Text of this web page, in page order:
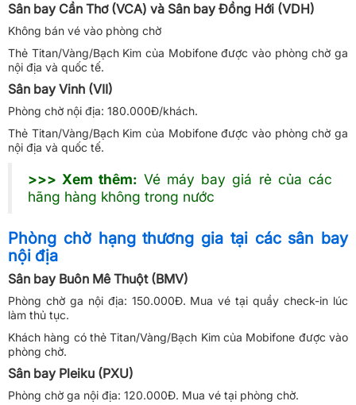
Sân bay Cần Thơ (VCA) và Sân bay Đồng Hới (VDH)
Không bán vé vào phòng chờ
Thẻ Titan/Vàng/Bạch Kim của Mobifone được vào phòng chờ ga
nội địa và quốc tế.
Sân bay Vinh (VII)
Phòng chờ nội địa: 180.000Đ/khách.
Thẻ Titan/Vàng/Bạch Kim của Mobifone được vào phòng chờ ga
nội địa và quốc tế.
>>> Xem thêm: Vé máy bay giá rẻ của các
hãng hàng không trong nước
Phòng chờ hạng thương gia tại các sân bay
nội địa
Sân bay Buôn Mê Thuột (BMV)
Phòng chờ ga nội địa: 150.000Đ. Mua vé tại quầy check-in lúc
làm thủ tục.
Khách hàng có thẻ Titan/Vàng/Bạch Kim của Mobifone được vào
phòng chờ.
Sân bay Pleiku (PXU)
Phòng chờ ga nội địa: 120.000Đ. Mua vé tại phòng chờ.